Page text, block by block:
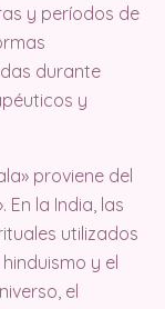
y períodos de
durante
y
proviene del
En la India, las
utilizados
y el
el